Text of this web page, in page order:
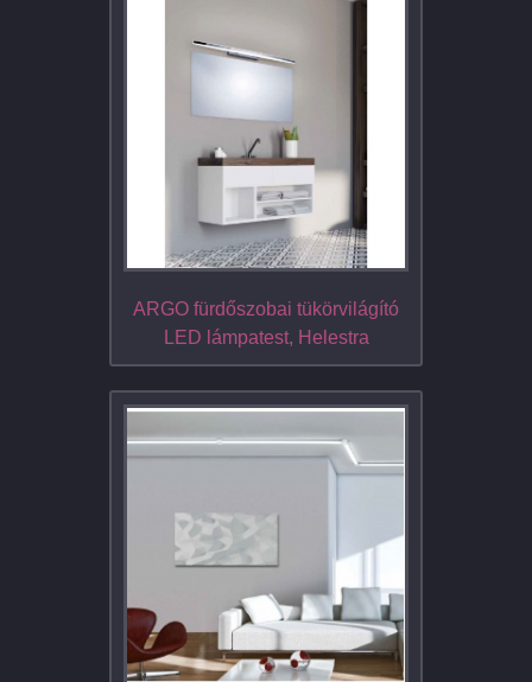
ARGO fürdőszobai tükörvilágító
LED lámpatest, Helestra